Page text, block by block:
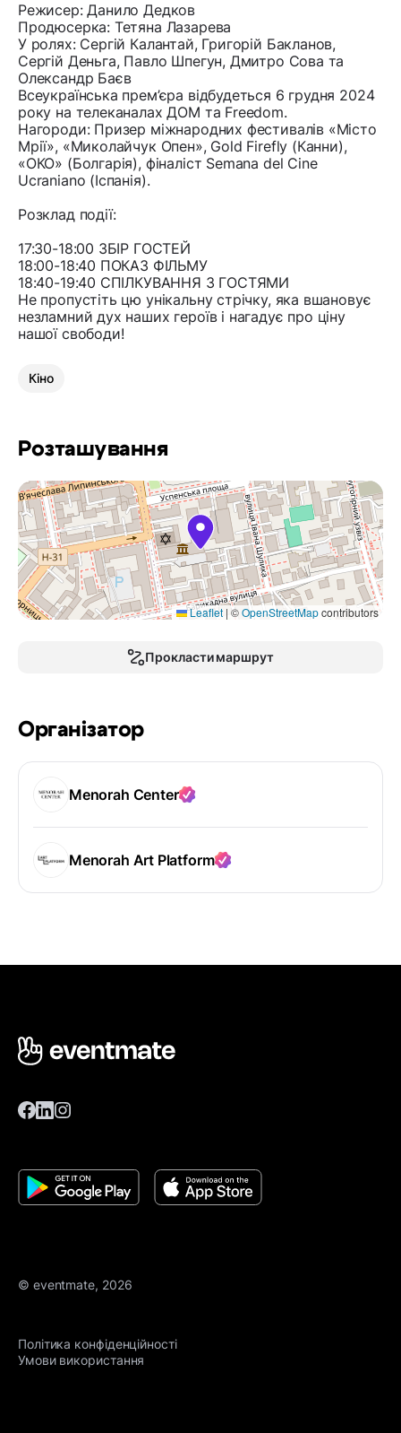
Режисер: Данило Дедков
Продюсерка: Тетяна Лазарева
У ролях: Сергій Калантай, Григорій Бакланов,
Сергій Деньга, Павло Шпегун, Дмитро Сова та
Олександр Баєв
Всеукраїнська прем’єра відбудеться 6 грудня 2024
року на телеканалах ДОМ та Freedom.
Нагороди: Призер міжнародних фестивалів «Місто
Мрії», «Миколайчук Опен», Gold Firefly (Канни),
«ОКО» (Болгарія), фіналіст Semana del Cine
Ucraniano (Іспанія).
Розклад події:
17:30-18:00 ЗБІР ГОСТЕЙ
18:00-18:40 ПОКАЗ ФІЛЬМУ
18:40-19:40 СПІЛКУВАННЯ З ГОСТЯМИ
Не пропустіть цю унікальну стрічку, яка вшановує
незламний дух наших героїв і нагадує про ціну
нашої свободи!
Кіно
Розташування
Leaflet | ©OpenStreetMapcontributors
Прокласти маршрут
Організатор
Menorah Center
Menorah Art Platform
© eventmate, 2026
Політика конфіденційності
Умови використання